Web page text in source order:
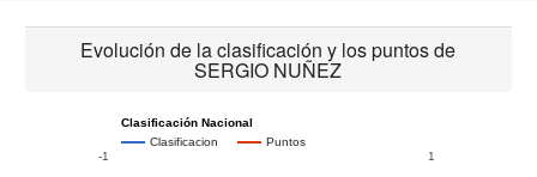
Evolución de la clasificación y los puntos de
SERGIO NUÑEZ
Clasificación Nacional
Clasificacion
Puntos
-1 1